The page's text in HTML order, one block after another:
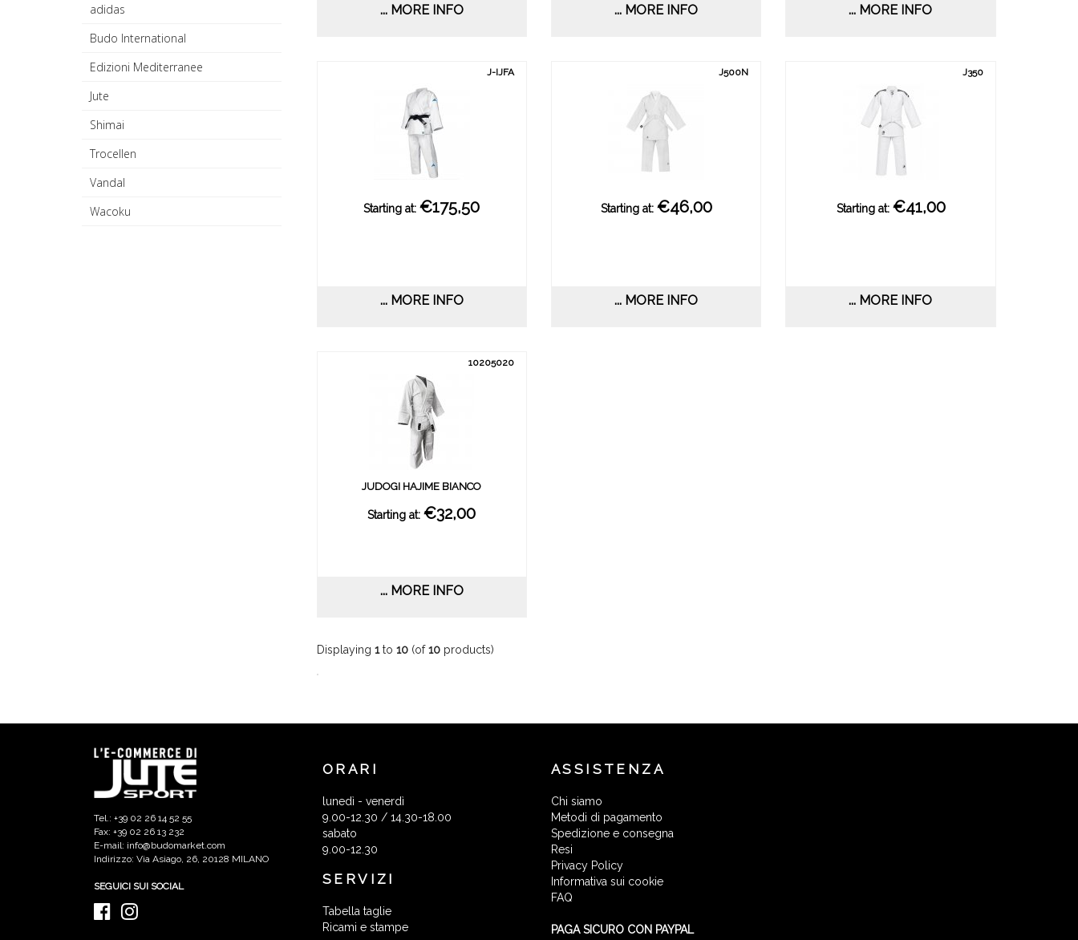
adidas
Budo International
Edizioni Mediterranee
Jute
Shimai
Trocellen
Vandal
Wacoku
... MORE INFO ... MORE INFO ... MORE INFO
J-IJFA
Starting at:€175,50
... MORE INFO
J500N
Starting at: €46,00
... MORE INFO
J350
Starting at: €41,00
... MORE INFO
10205020
JUDOGI HAJIME BIANCO
Starting at:€32,00
... MORE INFO
Displaying 1to 10(of10products)
Tel.: +39 02 26 14 52 55
Fax: +39 02 26 13 232
E-mail: info@budomarket.com
Indirizzo: Via Asiago, 26, 20128 MILANO
SEGUICI SUI SOCIAL
ORARI
lunedì - venerdì
9.00-12.30 / 14.30-18.00
sabato
9.00-12.30
SERVIZI
Tabella taglie
Ricami e stampe
ASSISTENZA
Chi siamo
Metodi di pagamento
Spedizione e consegna
Resi
Privacy Policy
Informativa sui cookie
FAQ
PAGA SICURO CON PAYPAL